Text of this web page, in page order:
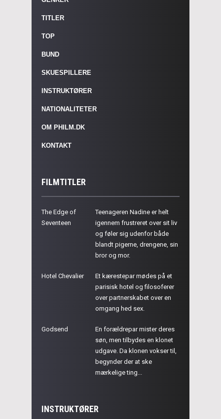
TITLER
TOP
BUND
SKUESPILLERE
INSTRUKTØRER
NATIONALITETER
OM PHILM.DK
KONTAKT
FILMTITLER
The Edge of
Seventeen
Teenageren Nadine er helt
igennem frustreret over sit liv
og føler sig udenfor både
blandt pigerne, drengene, sin
bror og mor.
Hotel Chevalier
Et kærestepar mødes på et
parisisk hotel og filosoferer
over partnerskabet over en
omgang hed sex.
Godsend
En forældrepar mister deres
søn, men tilbydes en klonet
udgave. Da klonen vokser til,
begynder der at ske
mærkelige ting...
INSTRUKTØRER